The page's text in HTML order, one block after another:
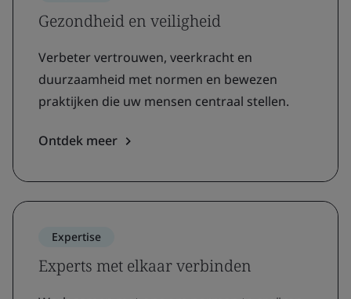
Gezondheid en veiligheid
Verbeter vertrouwen, veerkracht en
duurzaamheid met normen en bewezen
praktijken die uw mensen centraal stellen.
Ontdek meer
Expertise
Experts met elkaar verbinden